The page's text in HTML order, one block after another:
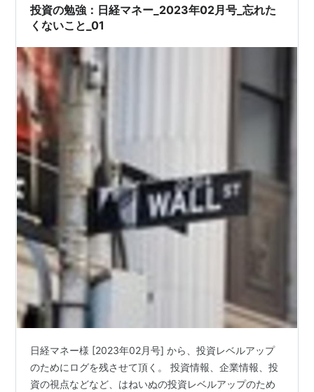
予測が組み込まれているが、予測に大きな影響を与える
人間心理の期待と不安の振幅は平準化できなかったから
だ。
関連キーワード
リスト::経済関連
投資の勉強：日経マネー_2023年02月号_忘れた
くないこと_01
日経マネー様 [2023年02月号] から、投資レベルアップ
のためにログを残させて頂く。 投資情報、企業情報、投
資の視点などなど、はねいぬの投資レベルアップのため